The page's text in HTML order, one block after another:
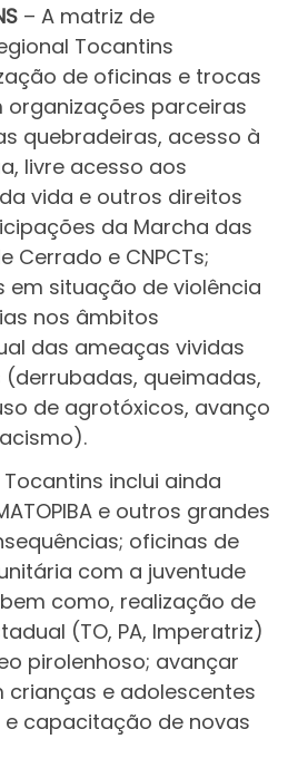
– A matriz de
Tocantins
de oficinas e trocas
organizações parceiras
quebradeiras, acesso à
livre acesso aos
vida e outros direitos
da Marcha das
Cerrado e CNPCTs;
em situação de violência
nos âmbitos
das ameaças vividas
queimadas,
de agrotóxicos, avanço
inclui ainda
e outros grandes
oficinas de
com a juventude
como, realização de
(TO, PA, Imperatriz)
pirolenhoso; avançar
crianças e adolescentes
e capacitação de novas